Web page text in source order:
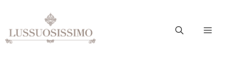
contenuto